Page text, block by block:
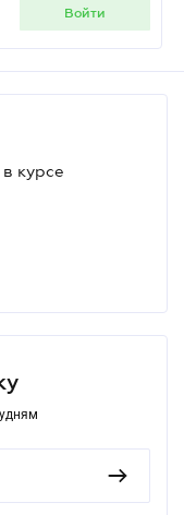
войти
курсе